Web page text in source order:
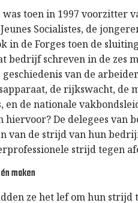
was toen in 1997 voorzitter
Socialistes, de
in de Forges toen de
bedrijf schreven in de zes
van de
de rijkswacht,
en de nationale
hiervoor? De delegees van
van de strijd van hun
strijd tegen
maken
ze het lef om hun